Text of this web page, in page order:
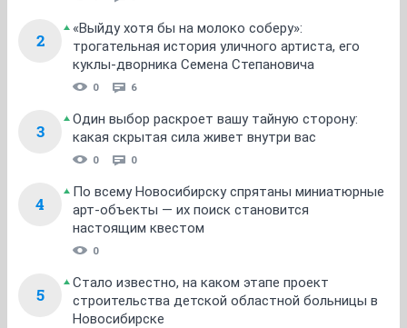
2
«Выйду хотя бы на молоко соберу»:
трогательная история уличного артиста, его
куклы-дворника Семена Степановича
0 6
3
Один выбор раскроет вашу тайную сторону:
какая скрытая сила живет внутри вас
0 0
4
По всему Новосибирску спрятаны миниатюрные
арт-объекты — их поиск становится
настоящим квестом
0
5
Стало известно, на каком этапе проект
строительства детской областной больницы в
Новосибирске